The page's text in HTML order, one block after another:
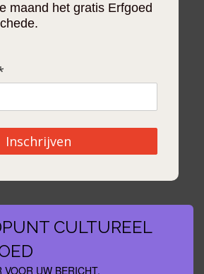
maand het gratis Erfgoed
Inschrijven
CULTUREEL
VOOR UW BERICHT.